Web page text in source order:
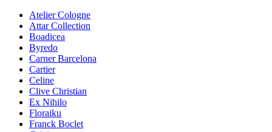
Atelier Cologne
Attar Collection
Boadicea
Byredo
Carner Barcelona
Cartier
Celine
Clive Christian
Ex Nihilo
Floraiku
Franck Boclet